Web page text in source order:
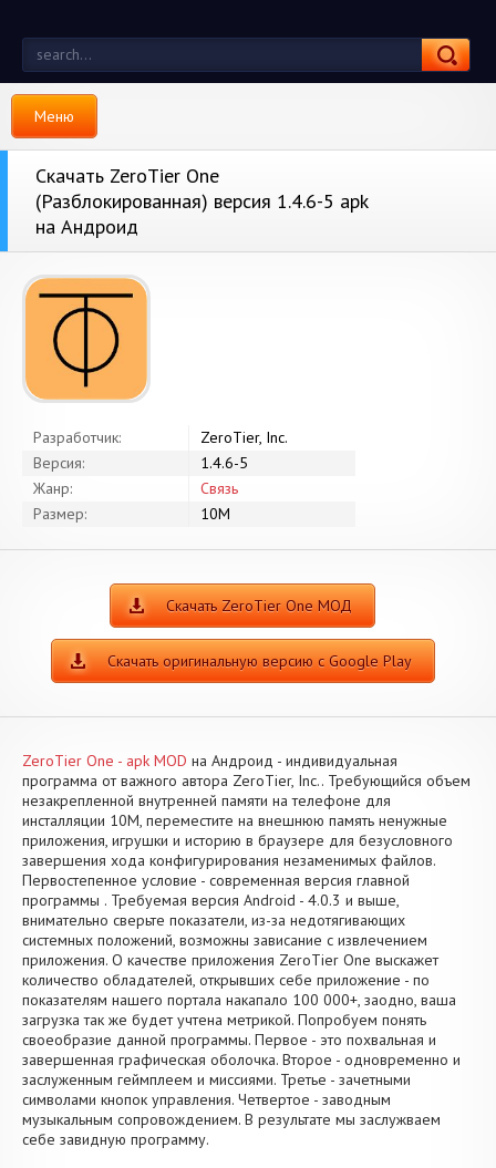
Меню
Скачать ZeroTier One
(Разблокированная) версия 1.4.6-5 apk
на Андроид
Разработчик:
ZeroTier, Inc.
Версия:
1.4.6-5
Жанр:
Связь
Размер:
10M
Скачать ZeroTier One МОД
Скачать оригинальную версию с Google Play
ZeroTier One - apk MOD на Андроид - индивидуальная
программа от важного автора ZeroTier, Inc.. Требующийся объем
незакрепленной внутренней памяти на телефоне для
инсталляции 10M, переместите на внешнюю память ненужные
приложения, игрушки и историю в браузере для безусловного
завершения хода конфигурирования незаменимых файлов.
Первостепенное условие - современная версия главной
программы . Требуемая версия Android - 4.0.3 и выше,
внимательно сверьте показатели, из-за недотягивающих
системных положений, возможны зависание с извлечением
приложения. О качестве приложения ZeroTier One выскажет
количество обладателей, открывших себе приложение - по
показателям нашего портала накапало 100 000+, заодно, ваша
загрузка так же будет учтена метрикой. Попробуем понять
своеобразие данной программы. Первое - это похвальная и
завершенная графическая оболочка. Второе - одновременно и
заслуженным геймплеем и миссиями. Третье - зачетными
символами кнопок управления. Четвертое - заводным
музыкальным сопровождением. В результате мы заслужваем
себе завидную программу.